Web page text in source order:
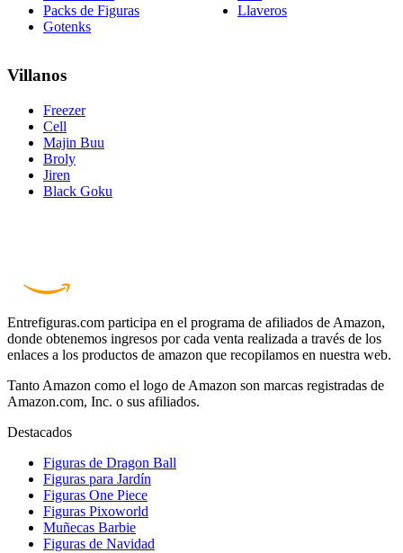
Packs de Figuras
Gotenks
Llaveros
Villanos
Freezer
Cell
Majin Buu
Broly
Jiren
Black Goku
Entrefiguras.com participa en el programa de afiliados de Amazon,
donde obtenemos ingresos por cada venta realizada a través de los
enlaces a los productos de amazon que recopilamos en nuestra web.
Tanto Amazon como el logo de Amazon son marcas registradas de
Amazon.com, Inc. o sus afiliados.
Destacados
Figuras de Dragon Ball
Figuras para Jardín
Figuras One Piece
Figuras Pixoworld
Muñecas Barbie
Figuras de Navidad